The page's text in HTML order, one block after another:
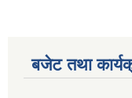
बजेट तथा